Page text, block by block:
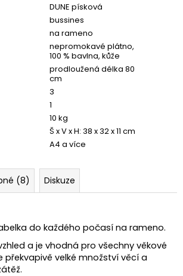
DUNE písková
bussines
na rameno
nepromokavé plátno,
100 % bavlna, kůže
prodloužená délka 80
cm
3
1
10 kg
Š x V x H: 38 x 32 x 11 cm
A4 a více
(8) Diskuze
do každého počasí na rameno.
a je vhodná pro všechny věkové
překvapivě velké množství věcí a